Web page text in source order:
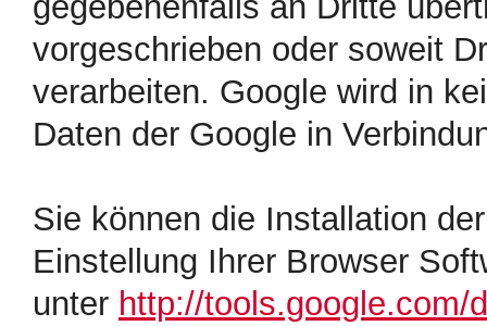
vorgeschrieben oder soweit
verarbeiten. Google wird in
Daten der Google in
Sie können die Installation
Einstellung Ihrer Browser
unter http://tools.google.com/